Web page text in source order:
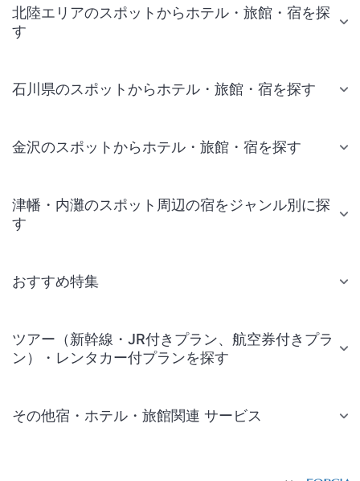
北陸エリアのスポットからホテル・旅館・宿を探
す
石川県のスポットからホテル・旅館・宿を探す
金沢のスポットからホテル・旅館・宿を探す
津幡・内灘のスポット周辺の宿をジャンル別に探
す
おすすめ特集
ツアー（新幹線・JR付きプラン、航空券付きプラ
ン）・レンタカー付プランを探す
その他宿・ホテル・旅館関連 サービス